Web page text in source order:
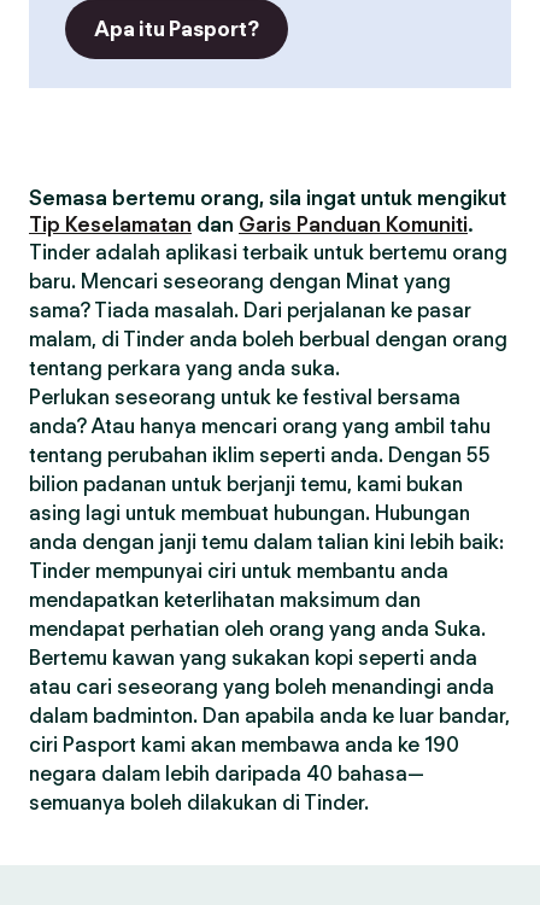
Apa itu Pasport?
Semasa bertemu orang, sila ingat untuk mengikut
Tip Keselamatan dan Garis Panduan Komuniti.
Tinder adalah aplikasi terbaik untuk bertemu orang
baru. Mencari seseorang dengan Minat yang
sama? Tiada masalah. Dari perjalanan ke pasar
malam, di Tinder anda boleh berbual dengan orang
tentang perkara yang anda suka.
Perlukan seseorang untuk ke festival bersama
anda? Atau hanya mencari orang yang ambil tahu
tentang perubahan iklim seperti anda. Dengan 55
bilion padanan untuk berjanji temu, kami bukan
asing lagi untuk membuat hubungan. Hubungan
anda dengan janji temu dalam talian kini lebih baik:
Tinder mempunyai ciri untuk membantu anda
mendapatkan keterlihatan maksimum dan
mendapat perhatian oleh orang yang anda Suka.
Bertemu kawan yang sukakan kopi seperti anda
atau cari seseorang yang boleh menandingi anda
dalam badminton. Dan apabila anda ke luar bandar,
ciri Pasport kami akan membawa anda ke 190
negara dalam lebih daripada 40 bahasa—
semuanya boleh dilakukan di Tinder.